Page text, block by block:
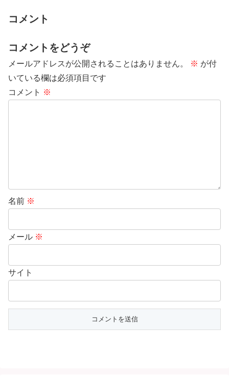
コメント
コメントをどうぞ
メールアドレスが公開されることはありません。 ※ が付
いている欄は必須項目です
コメント ※
名前 ※
メール ※
サイト